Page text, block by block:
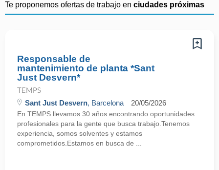
Te proponemos ofertas de trabajo en ciudades próximas
Responsable de
mantenimiento de planta *Sant
Just Desvern*
TEMPS
Sant Just Desvern, Barcelona 20/05/2026
En TEMPS llevamos 30 años encontrando oportunidades
profesionales para la gente que busca trabajo.Tenemos
experiencia, somos solventes y estamos
comprometidos.Estamos en busca de ...